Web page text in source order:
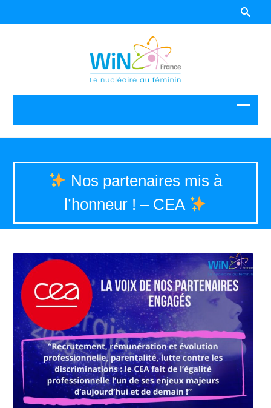
Nos partenaires mis à
l’honneur ! – CEA